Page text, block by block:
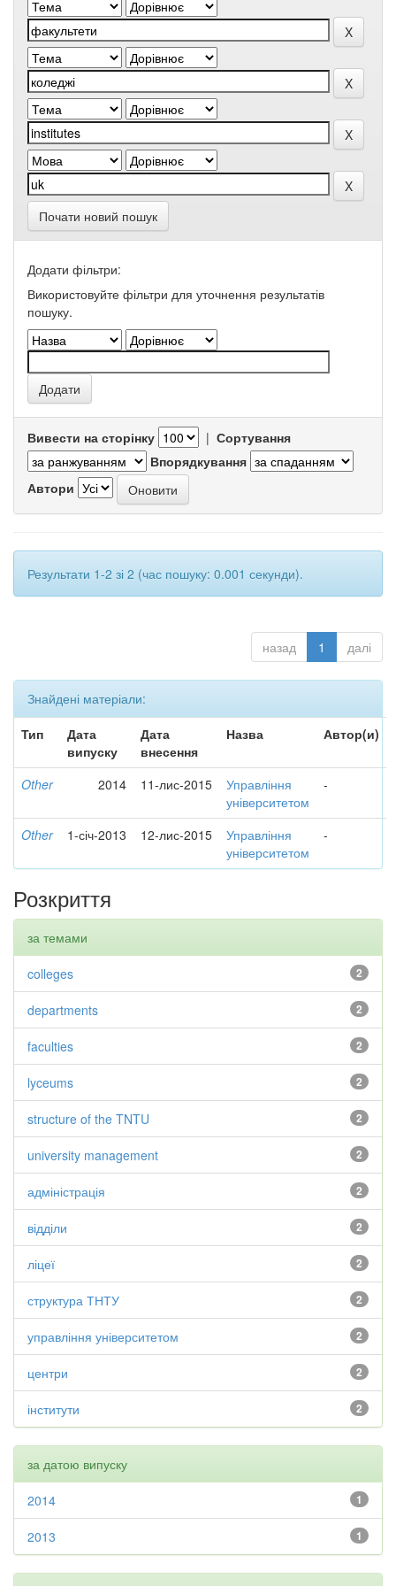
Почати новий пошук
Додати фільтри:
Використовуйте фільтри для уточнення результатів
пошуку.
Вивести на сторінку | Сортування
Впорядкування
Автори
Результати 1-2 зі 2 (час пошуку: 0.001 секунди).
назад 1 далі
Знайдені матеріали:
Тип
Дата
випуску
Дата
внесення
Назва Автор(и)
Other 2014 11-лис-2015
Управління
університетом
-
Other 1-січ-2013 12-лис-2015
Управління
університетом
-
Розкриття
за темами
2
colleges
2
departments
2
faculties
2
lyceums
2
structure of the TNTU
2
university management
2
адміністрація
2
відділи
2
ліцеї
2
структура ТНТУ
2
управління університетом
2
центри
2
інститути
за датою випуску
1
2014
1
2013